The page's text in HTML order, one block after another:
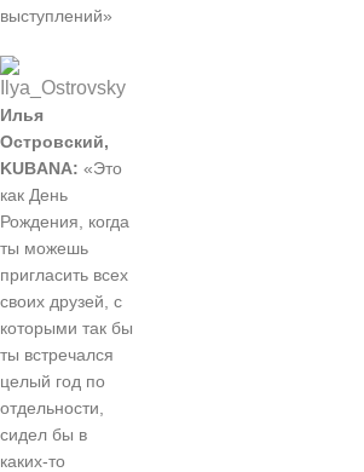
выступлений»
Илья
Островский,
KUBANA: «Это
как День
Рождения, когда
ты можешь
пригласить всех
своих друзей, с
которыми так бы
ты встречался
целый год по
отдельности,
сидел бы в
каких-то